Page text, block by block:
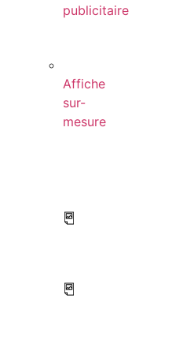
publicitaire
Affiche
sur-
mesure